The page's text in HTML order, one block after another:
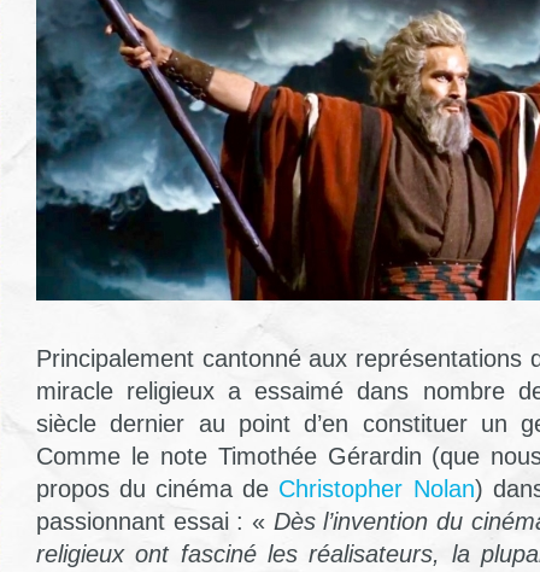
Principalement cantonné aux représentations
miracle religieux a essaimé dans nombre
siècle dernier au point d’en constituer un
Comme le note Timothée Gérardin (que
propos du cinéma de Christopher Nolan)
passionnant essai : « Dès l’invention du
religieux ont fasciné les réalisateurs, la